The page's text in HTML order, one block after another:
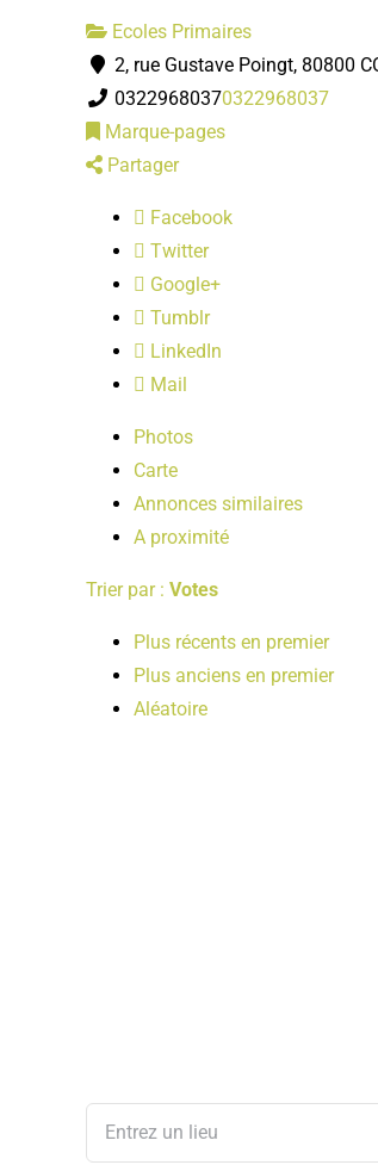
Ecoles Primaires
2, rue Gustave Poingt, 80800
03229680370322968037
Marque-pages
Partager
Facebook
Twitter
Google+
Tumblr
LinkedIn
Mail
Photos
Carte
Annonces similaires
A proximité
Trier par : Votes
Plus récents en premier
Plus anciens en premier
Aléatoire